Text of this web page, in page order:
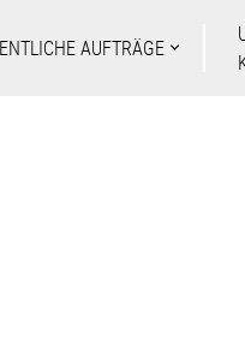
AUFTRÄGE